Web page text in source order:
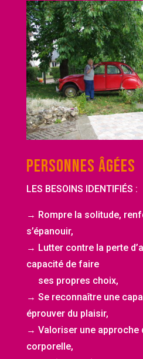
PERSONNES ÂGÉES
LES BESOINS IDENTIFIÉS :
→ Rompre la solitude,
s’épanouir,
→ Lutter contre la perte
capacité de faire
ses propres choix,
→ Se reconnaître une
éprouver du plaisir,
→ Valoriser une approche
corporelle,